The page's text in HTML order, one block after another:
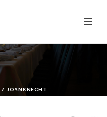
/ JOANKNECHT